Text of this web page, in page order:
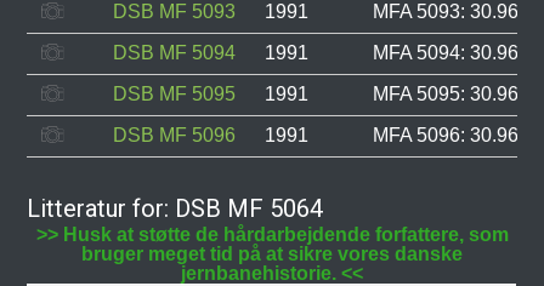
DSB MF 5093
1991
MFA 5093:
DSB MF 5094
1991
MFA 5094:
DSB MF 5095
1991
MFA 5095:
DSB MF 5096
1991 MFA 5096:
Litteratur for: DSB MF 5064
>> Husk at støtte de hårdarbejdende forfattere, som
bruger meget tid på at sikre vores danske
jernbanehistorie. <<